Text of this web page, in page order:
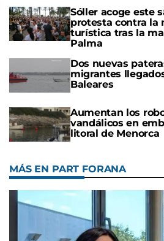
Sóller acoge este
protesta contra la
turística tras la
Palma
Dos nuevas
migrantes
Baleares
Aumentan los
vandálicos en
litoral de Menorca
MÁS EN PART FORANA